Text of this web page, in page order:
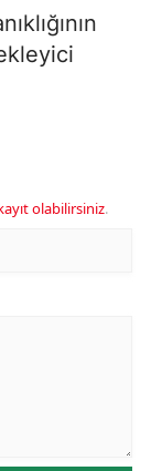
olabilirsiniz.